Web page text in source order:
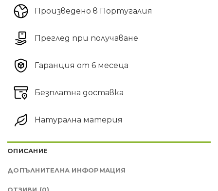
Произведено в Португалия
Преглед при получаване
Гаранция от 6 месеца
Безплатна доставка
Натурална материя
ОПИСАНИЕ
ДОПЪЛНИТЕЛНА ИНФОРМАЦИЯ